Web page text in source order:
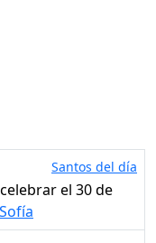
Santos del día
el 30 de